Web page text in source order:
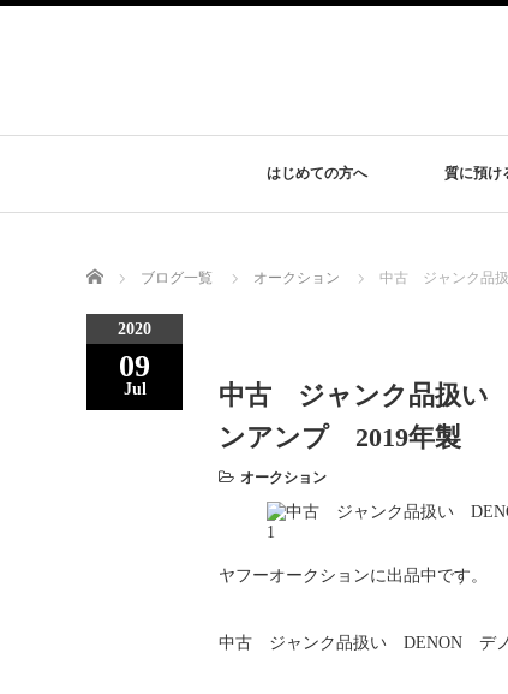
はじめての方へ 質に預け
Home ブログ一覧 オークション 中古 ジャンク品
2020
09
Jul
中古 ジャンク品扱
ンアンプ 2019年製
オークション
ヤフーオークションに出品中です。
中古 ジャンク品扱い DENON デ